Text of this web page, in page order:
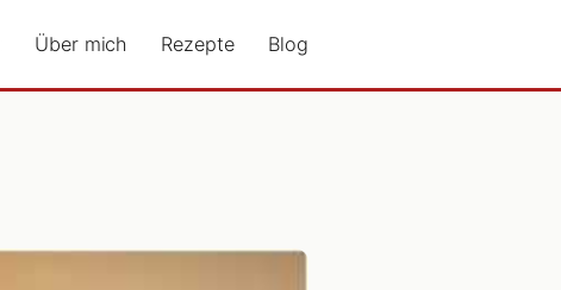
Über mich Rezepte Blog